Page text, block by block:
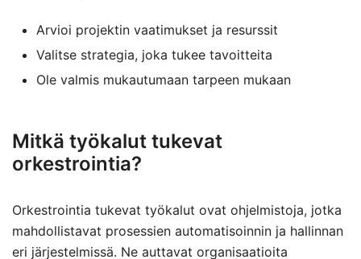
Arvioi projektin vaatimukset ja resurssit
Valitse strategia, joka tukee tavoitteita
Ole valmis mukautumaan tarpeen mukaan
Mitkä työkalut tukevat
orkestrointia?
Orkestrointia tukevat työkalut ovat ohjelmistoja, jotka
mahdollistavat prosessien automatisoinnin ja hallinnan
eri järjestelmissä. Ne auttavat organisaatioita